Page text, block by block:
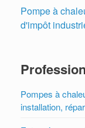
Pompe à
d'impôt
Pompes à
installation,